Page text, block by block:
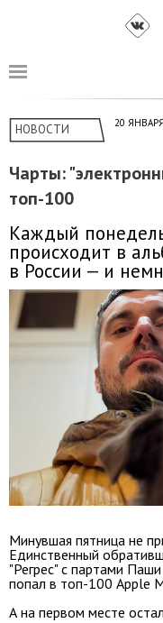
НОВОСТИ 20
Чарты:
топ-100
Каждый
происходит в
в России — и
Минувшая пятница не
Единственный
"Регрес" c партами
попал в топ-100 Apple
А на первом месте